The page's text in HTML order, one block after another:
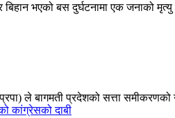
बिहान भएको बस दुर्घटनामा एक जनाको
ले बागमती प्रदेशको सत्ता